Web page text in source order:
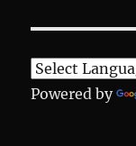
Powered by